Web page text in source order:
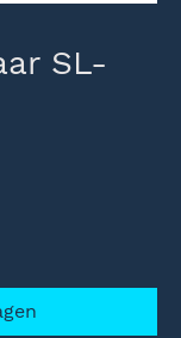
SL-